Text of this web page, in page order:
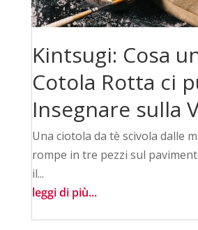
Kintsugi: Cosa
Cotola Rotta ci
Insegnare sulla
Una ciotola da tè scivola dalle
rompe in tre pezzi sul
il...
leggi di più...